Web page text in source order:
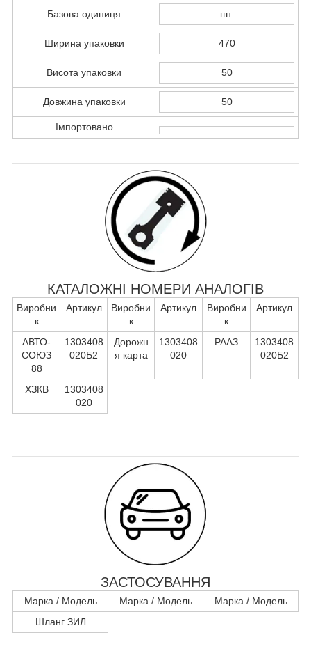
Базова одиниця шт.
Ширина упаковки 470
Висота упаковки 50
Довжина упаковки 50
Імпортовано
КАТАЛОЖНІ НОМЕРИ АНАЛОГІВ
Виробни
к
Артикул
Виробни
к
Артикул
Виробни
к
Артикул
АВТО-
СОЮЗ
88
1303408
020Б2
Дорожн
я карта
1303408
020
РААЗ
1303408
020Б2
ХЗКВ
1303408
020
ЗАСТОСУВАННЯ
Марка / Модель Марка / Модель
Марка / Модель
Шланг ЗИЛ